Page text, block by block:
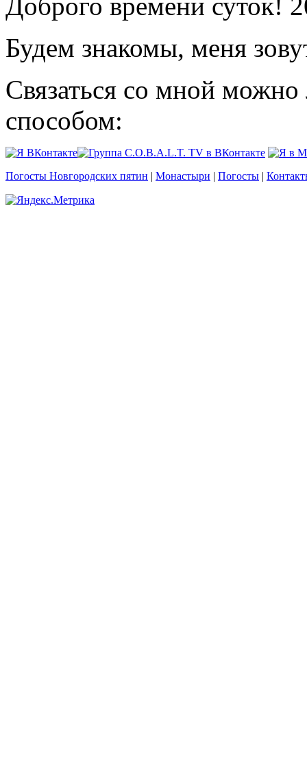
Доброго времени суток!
Будем знакомы, меня
Связаться со мной
способом:
Погосты Новгородских пятин | Монастыри | Погосты |